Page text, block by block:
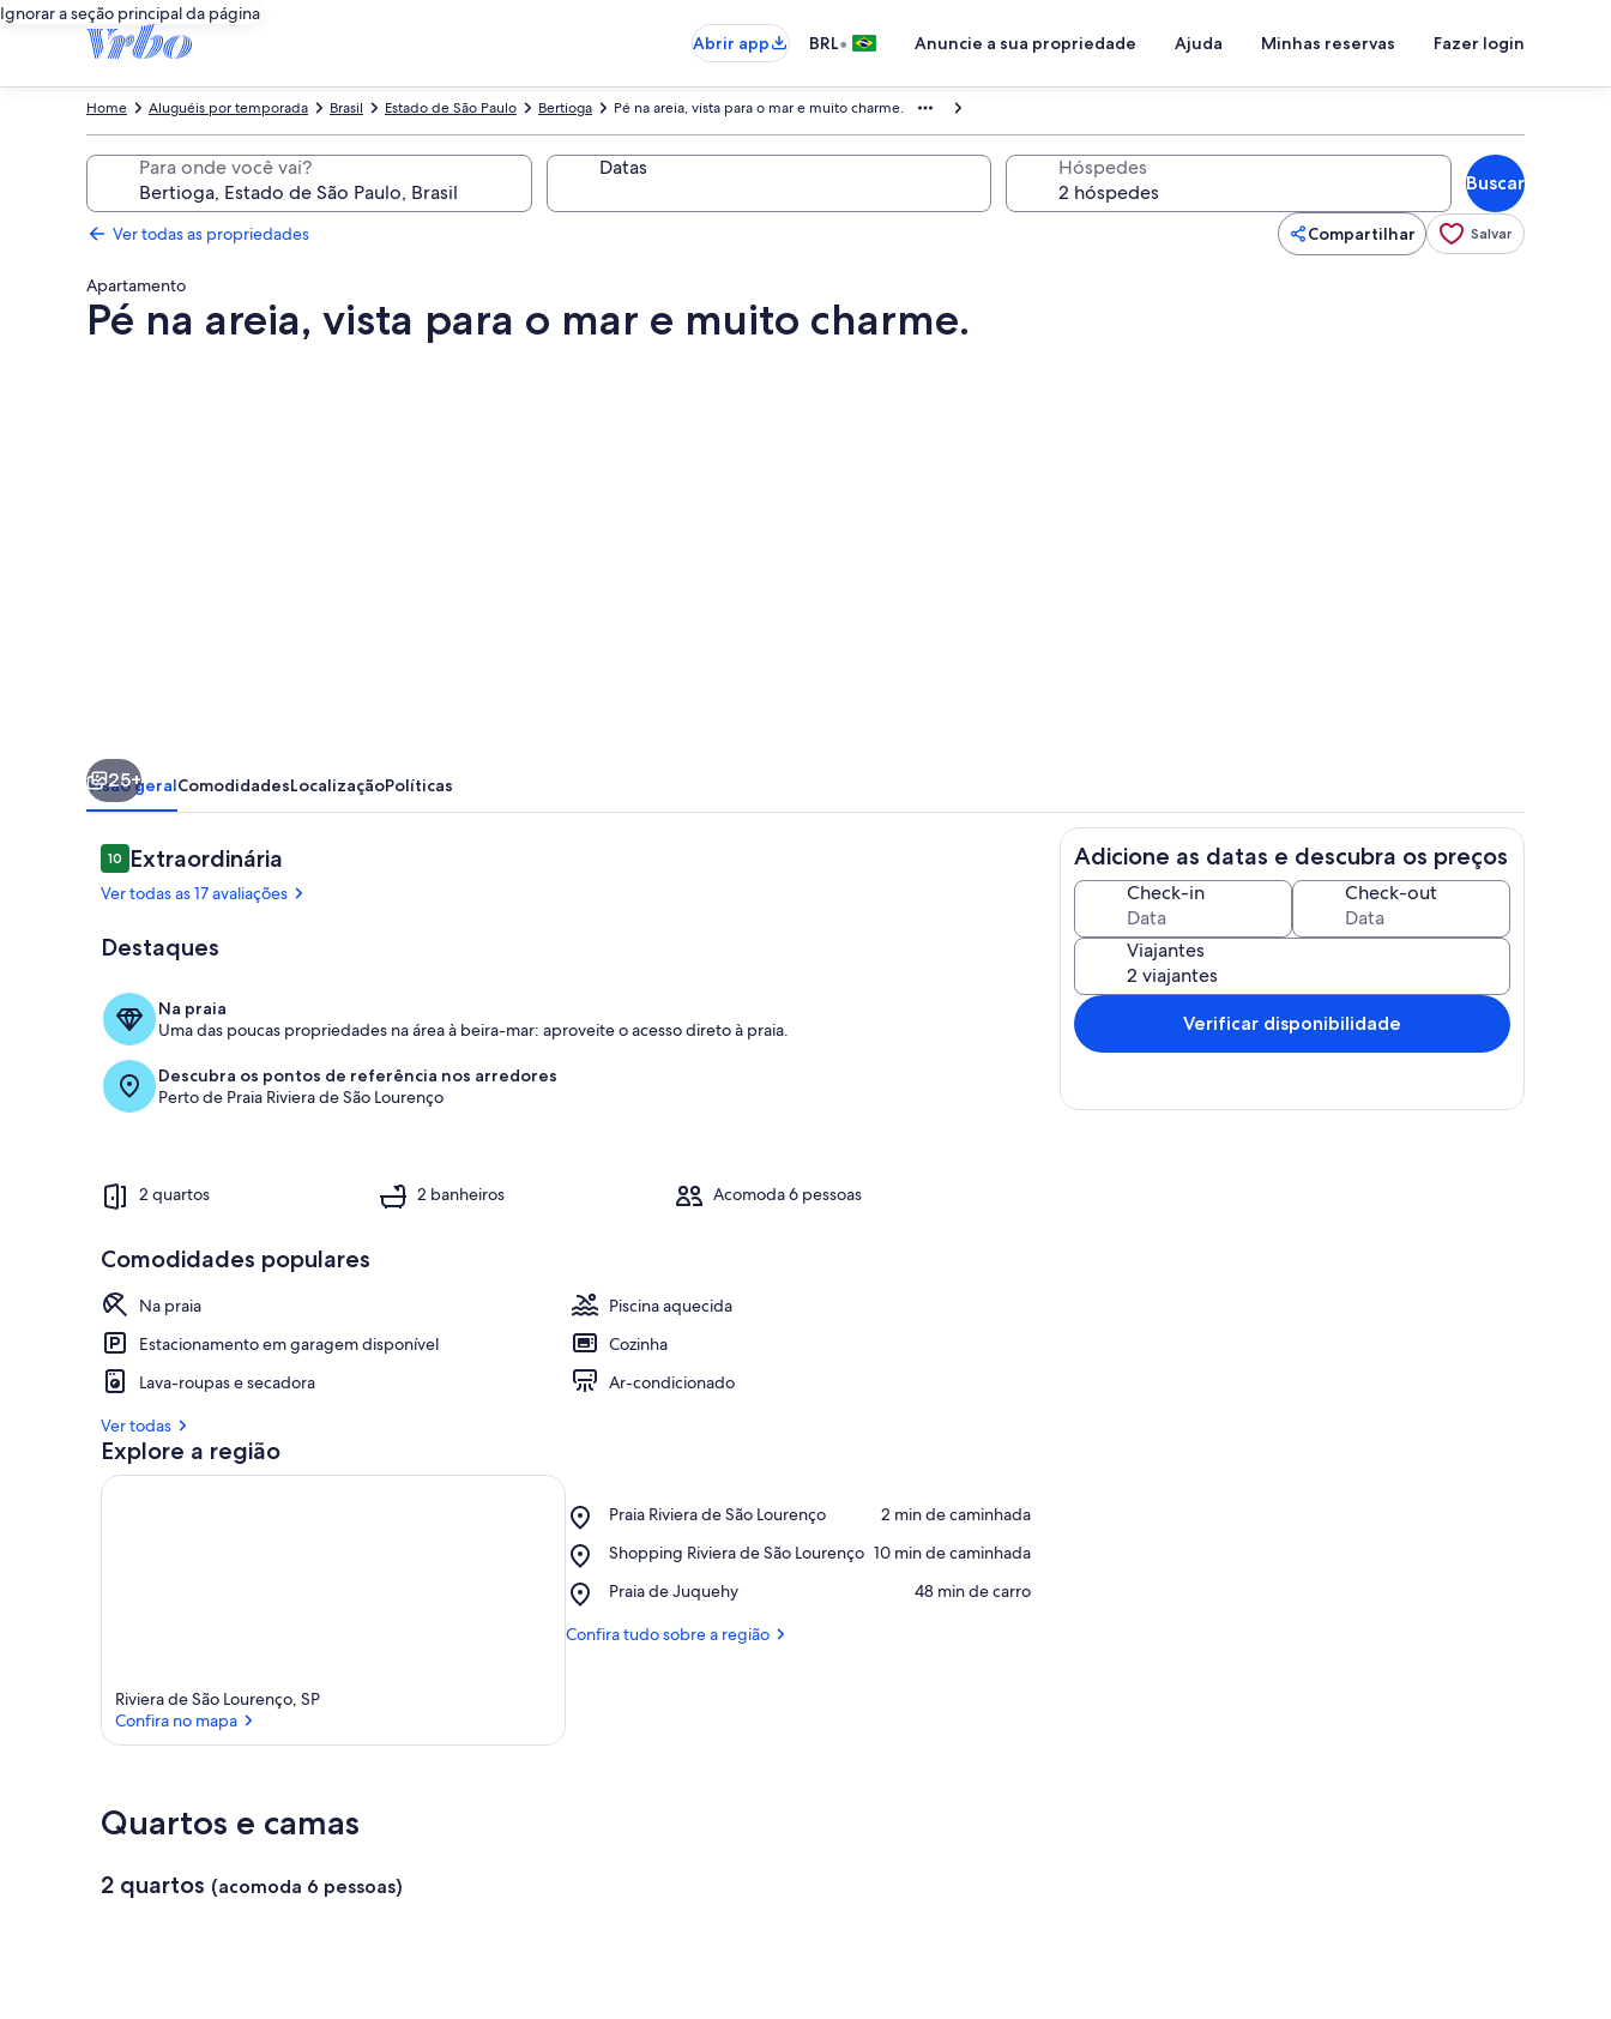
Ignorar a seção principal da página
Abrir app
BRL• Anuncie a sua propriedade Ajuda Minhas reservas Fazer login
Pé na areia, vista para o mar e muito charme.
Bertioga
Estado de São Paulo
Brasil
Aluguéis por temporada
Home
Para onde você vai? Datas Hóspedes
Buscar
Ver todas as propriedades Compartilhar Salvar
Apartamento
Pé na areia, vista para o mar e muito charme.
e
muito
charme.
Opções para refeição
25+
Visão geralComodidadesLocalizaçãoPolíticas
Avaliações
1010 de 10
Extraordinária
Ver todas as 17 avaliações
Destaques
Na praia
Uma das poucas propriedades na área à beira-mar: aproveite o acesso direto à praia.
Descubra os pontos de referência nos arredores
Perto de Praia Riviera de São Lourenço
2 quartos 2 banheiros Acomoda 6 pessoas
Comodidades populares
Na praia
Piscina aquecida
Estacionamento em garagem disponível
Cozinha
Lava-roupas e secadora
Ar-condicionado
Ver todas
Explore a região
Riviera de São Lourenço, SP
Confira no mapa
Praia Riviera de São Lourenço
Place,
Riviera
São
‪2 min de caminhada‬
Shopping Riviera de São Lourenço
Place,
Riviera
São
‪10 min de caminhada‬
Praia de Juquehy
Place,
de
‪48 min de carro‬
Confira tudo sobre a região
Quartos e camas
2 quartos (acomoda 6 pessoas)
Adicione as datas e descubra os preços
Check-in Check-out
Viajantes
Verificar disponibilidade